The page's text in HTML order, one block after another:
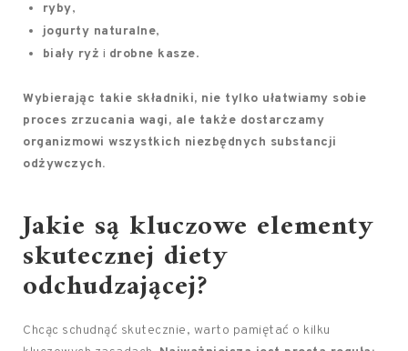
ryby,
jogurty naturalne,
biały ryż i drobne kasze.
Wybierając takie składniki, nie tylko ułatwiamy sobie
proces zrzucania wagi, ale także dostarczamy
organizmowi wszystkich niezbędnych substancji
odżywczych.
Jakie są kluczowe elementy
skutecznej diety
odchudzającej?
Chcąc schudnąć skutecznie, warto pamiętać o kilku